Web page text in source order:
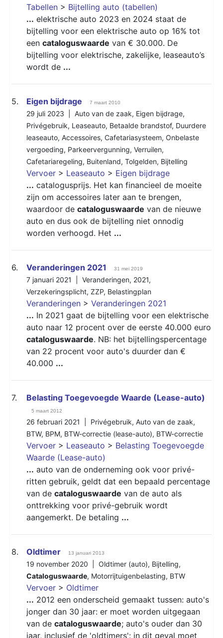
Tabellen > Bijtelling auto (tabellen)
... elektrische auto 2023 en 2024 staat de
bijtelling voor een elektrische auto op 16% tot
een cataloguswaarde van € 30.000. De
bijtelling voor elektrische, zakelijke, leaseauto’s
wordt de ...
5. Eigen bijdrage 7 maart 2010
29 juli 2023 | Auto van de zaak, Eigen bijdrage,
Privégebruik, Leaseauto, Betaalde brandstof, Duurdere
leaseauto, Accessoires, Cafetariasysteem, Onbelaste
vergoeding, Parkeervergunning, Verruilen,
Cafetariaregeling, Buitenland, Tolgelden, Bijtelling
Vervoer > Leaseauto > Eigen bijdrage
... catalogusprijs. Het kan financieel de moeite
zijn om accessoires later aan te brengen,
waardoor de cataloguswaarde van de nieuwe
auto en dus ook de bijtelling niet onnodig
worden verhoogd. Het ...
6. Veranderingen 2021 31 mei 2019
7 januari 2021 | Veranderingen, 2021,
Verzekeringsplicht, ZZP, Belastingplan
Veranderingen > Veranderingen 2021
... In 2021 gaat de bijtelling voor een elektrische
auto naar 12 procent over de eerste 40.000 euro
cataloguswaarde. NB: het bijtellingspercentage
van 22 procent voor auto's duurder dan €
40.000 ...
7. Belasting Toegevoegde Waarde (Lease-auto)
5 maart 2012
26 februari 2021 | Privégebruik, Auto van de zaak,
BTW, BPM, BTW-correctie (lease-auto), BTW-correctie
Vervoer > Leaseauto > Belasting Toegevoegde
Waarde (Lease-auto)
... auto van de onderneming ook voor privé-
ritten gebruik, geldt dat een bepaald percentage
van de cataloguswaarde van de auto als
onttrekking voor privé-gebruik wordt
aangemerkt. De betaling ...
8. Oldtimer 13 januari 2013
19 november 2020 | Oldtimer (auto), Bijtelling,
Cataloguswaarde, Motorrijtuigenbelasting, BTW
Vervoer > Oldtimer
... 2012 een onderscheid gemaakt tussen: auto's
jonger dan 30 jaar: er moet worden uitgegaan
van de cataloguswaarde; auto's ouder dan 30
jaar, inclusief de 'oldtimers': in dit geval moet